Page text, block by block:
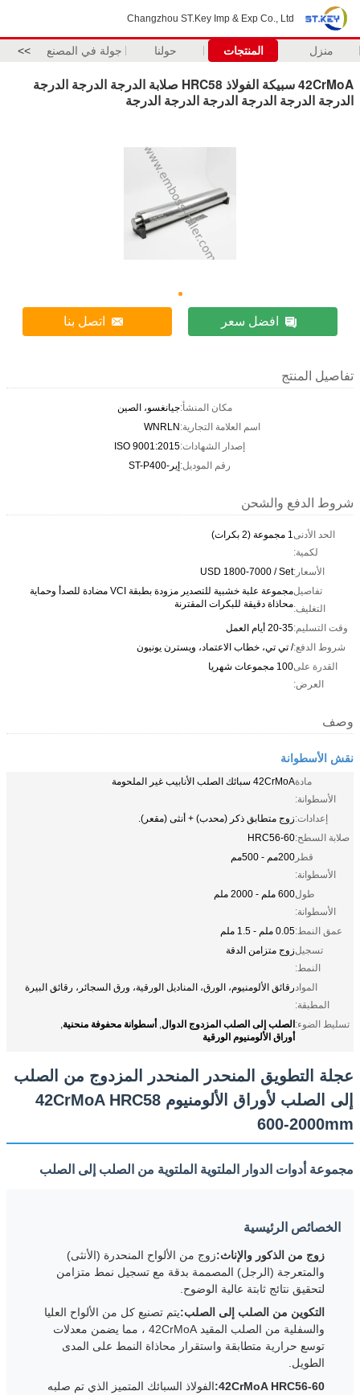
Changzhou ST.Key Imp & Exp Co., Ltd
منزل المنتجات حولنا جولة في المصنع >>
42CrMoA سبيكة الفولاذ HRC58 صلابة الدرجة الدرجة الدرجة
الدرجة الدرجة الدرجة الدرجة الدرجة الدرجة
افضل سعر اتصل بنا
تفاصيل المنتج
مكان المنشأ:جيانغسو، الصين
اسم العلامة التجارية:WNRLN
إصدار الشهادات:ISO 9001:2015
رقم الموديل:إير-ST-P400
شروط الدفع والشحن
الحد الأدنى
لكمية:
1 مجموعة (2 بكرات)
الأسعار:USD 1800-7000 / Set
تفاصيل
التغليف:
مجموعة علبة خشبية للتصدير مزودة بطبقة VCI مضادة للصدأ وحماية
محاذاة دقيقة للبكرات المقترنة
وقت التسليم:20-35 أيام العمل
شروط الدفع:/ تي تي، خطاب الاعتماد، ويسترن يونيون
القدرة على
العرض:
100 مجموعات شهريا
وصف
نقش الأسطوانة
مادة
الأسطوانة:
42CrMoA سبائك الصلب الأنابيب غير الملحومة
إعدادات:زوج متطابق ذكر (محدب) + أنثى (مقعر).
صلابة السطح:HRC56-60
قطر
الأسطوانة:
200مم - 500مم
طول
الأسطوانة:
600 ملم - 2000 ملم
عمق النمط:0.05 ملم - 1.5 ملم
تسجيل
النمط:
زوج متزامن الدقة
المواد
المطبقة:
رقائق الألومنيوم، الورق، المناديل الورقية، ورق السجائر، رقائق البيرة
تسليط الضوء:الصلب إلى الصلب المزدوج الدوال,أسطوانة محفوفة منحنية,
أوراق الألومنيوم الورقية
عجلة التطويق المنحدر المنحدر المزدوج من الصلب
إلى الصلب لأوراق الألومنيوم 42CrMoA HRC58
600-2000mm
مجموعة أدوات الدوار الملتوية الملتوية من الصلب إلى الصلب
الخصائص الرئيسية
زوج من الذكور والإناث:زوج من الألواح المنحدرة (الأنثى)
والمتعرجة (الرجل) المصممة بدقة مع تسجيل نمط متزامن
لتحقيق نتائج ثابتة عالية الوضوح.
التكوين من الصلب إلى الصلب:يتم تصنيع كل من الألواح العليا
والسفلية من الصلب المقيد 42CrMoA ، مما يضمن معدلات
توسع حرارية متطابقة واستقرار محاذاة النمط على المدى
الطويل.
42CrMoA HRC56-60: الفولاذ السبائك المتميز الذي تم صلبه